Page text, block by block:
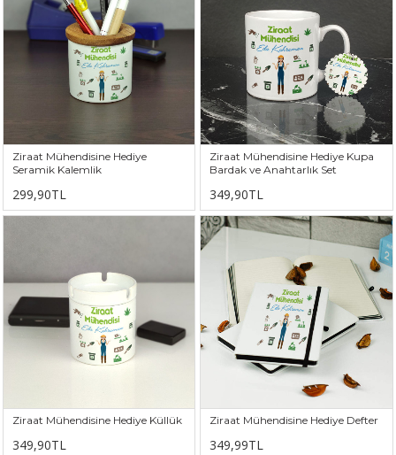
Ziraat Mühendisine Hediye
Seramik Kalemlik
299,90TL
Ziraat Mühendisine Hediye Kupa
Bardak ve Anahtarlık Set
349,90TL
Ziraat Mühendisine Hediye Küllük
349,90TL
Ziraat Mühendisine Hediye Defter
349,99TL